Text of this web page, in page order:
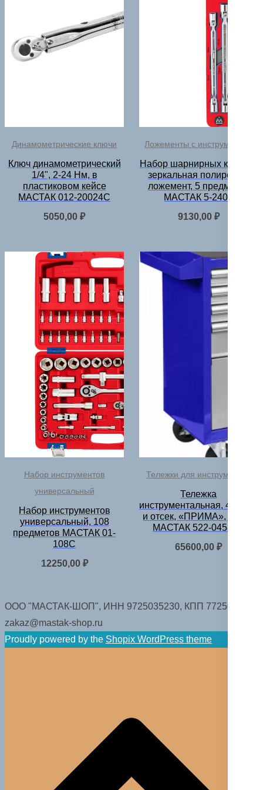
Динамометрические ключи
Ключ динамометрический
1/4", 2-24 Нм, в
пластиковом кейсе
МАСТАК 012-20024C
5050,00₽
Ложементы с инструментом
Набор шарнирных ключей,
зеркальная полировка,
ложемент, 5 предметов
МАСТАК 5-2405
9130,00 ₽
Набор инструментов
универсальный
Набор инструментов
универсальный, 108
предметов МАСТАК 01-
108C
12250,00 ₽
Тележки для инструментов
Тележка
инструментальная, 4 полки
и отсек, «ПРИМА», синяя
МАСТАК 522-04581B
65600,00₽
ООО "МАСТАК-ШОП", ИНН 9725035230, КПП 772501001.
zakaz@mastak-shop.ru
Proudly powered by the Shopix WordPress theme